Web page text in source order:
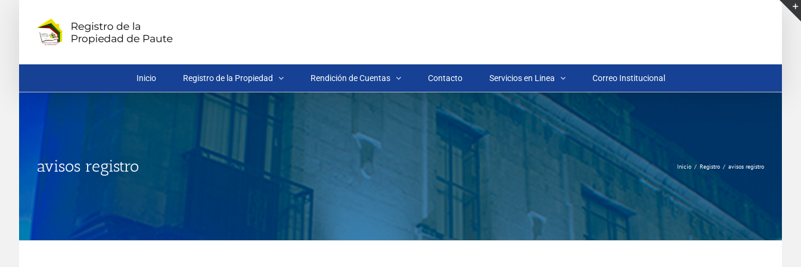
contenido
Inicio Registro de la Propiedad Rendición de Cuentas Contacto Servicios en Linea Correo Institucional
avisos registro Inicio Registro avisos registro